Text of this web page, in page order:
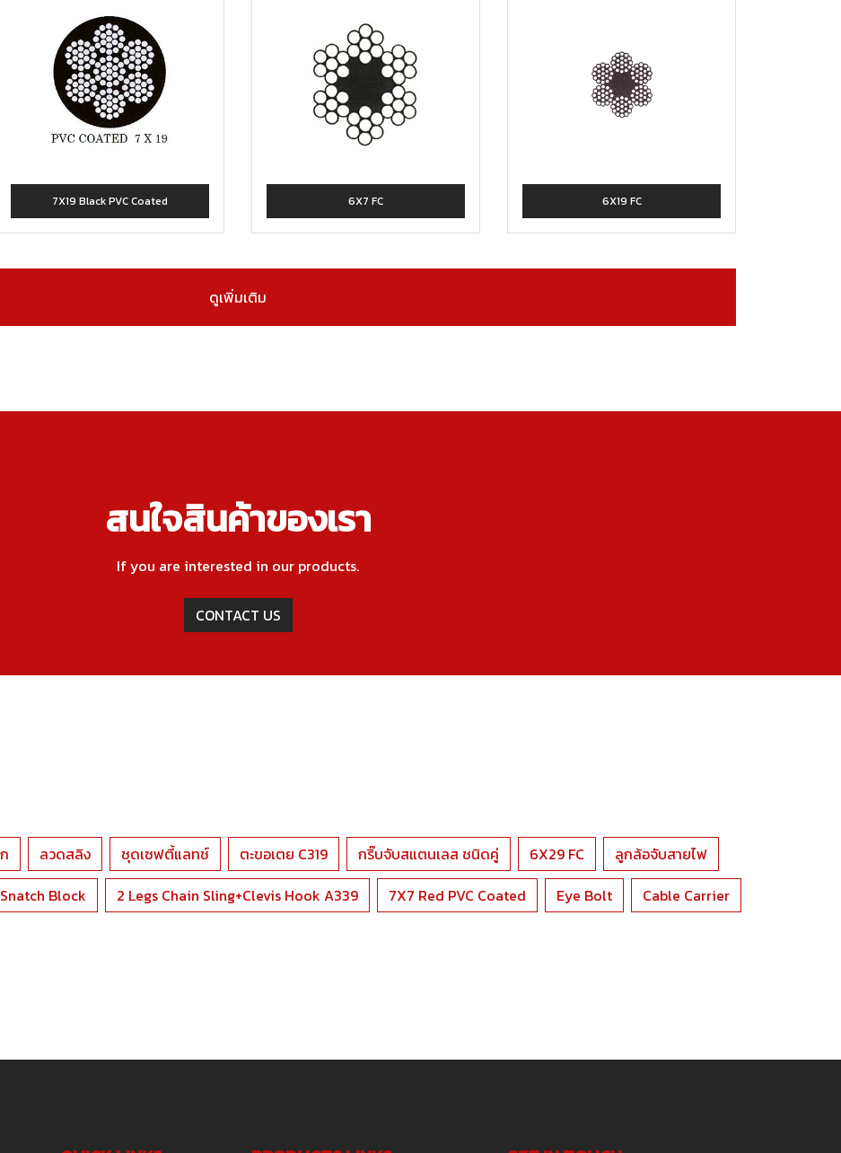
7X19 Black PVC Coated 6X7 FC 6X19 FC
ดูเพิ่มเติม
สนใจสินค้าของเรา
If you are interested in our products.
CONTACT US
ลวดสลิง ชุดเซฟตี้แลทช์ ตะขอเตย C319 กริ๊บจับสแตนเลส ชนิดคู่ 6X29 FC
ลูกล้อจับสายไฟ
Block 2 Legs Chain Sling+Clevis Hook A339 7X7 Red PVC Coated Eye Bolt
Cable Carrier